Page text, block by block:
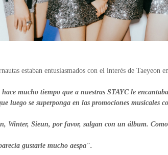
estaban entusiasmados con el interés de Taeyeon
mucho tiempo que a nuestras STAYC le
luego se superponga en las promociones musicales
Winter, Sieun, por favor, salgan con un álbum.
gustarle mucho aespa".